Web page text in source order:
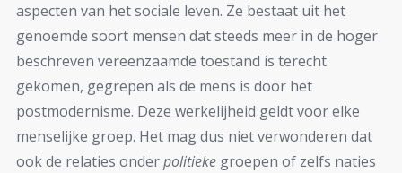
aspecten van het sociale leven. Ze bestaat uit het
genoemde soort mensen dat steeds meer in de hoger
beschreven vereenzaamde toestand is terecht
gekomen, gegrepen als de mens is door het
postmodernisme. Deze werkelijheid geldt voor elke
menselijke groep. Het mag dus niet verwonderen dat
ook de relaties onderpolitieke groepen of zelfs naties